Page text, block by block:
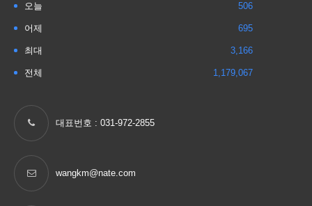
오늘
506
어제 695
최대 3,166
전체 1,179,067
대표번호 : 031-972-2855
wangkm@nate.com